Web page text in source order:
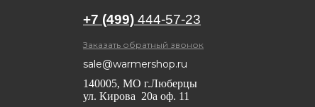
+7 (499) 444-57-23
Заказать обратный звонок
sale@warmershop.ru
140005, МО г.Люберцы
ул. Кирова 20а оф. 11